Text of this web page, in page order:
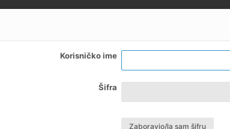
Korisničko ime
Šifra
Zaboravio/la sam šifru